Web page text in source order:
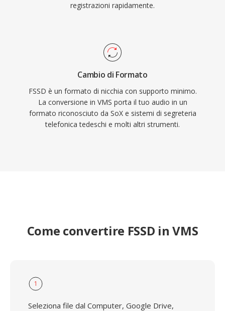
registrazioni rapidamente.
Cambio di Formato
FSSD è un formato di nicchia con supporto minimo.
La conversione in VMS porta il tuo audio in un
formato riconosciuto da SoX e sistemi di segreteria
telefonica tedeschi e molti altri strumenti.
Come convertire FSSD in VMS
1
Seleziona file dal Computer, Google Drive,